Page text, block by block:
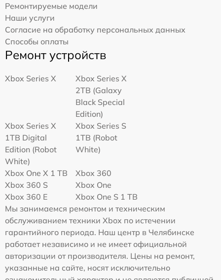
Ремонтируемые модели
Наши услуги
Согласие на обработку персональных данных
Способы оплаты
Ремонт устройств
Xbox Series X
Xbox Series X
2TB (Galaxy
Black Special
Edition)
Xbox Series X
1TB Digital
Edition (Robot
White)
Xbox Series S
1TB (Robot
White)
Xbox One X 1 TB
Xbox 360
Xbox 360 S
Xbox One
Xbox 360 E
Xbox One S 1 TB
Мы занимаемся ремонтом и техническим
обслуживанием техники Xbox по истечении
гарантийного периода. Наш центр в Челябинске
работает независимо и не имеет официальной
авторизации от производителя. Цены на ремонт,
указанные на сайте, носят исключительно